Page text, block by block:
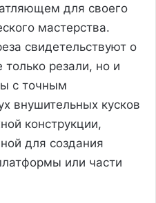
для своего
мастерства.
свидетельствуют о
резали, но и
с точным
внушительных кусков
конструкции,
для создания
или части